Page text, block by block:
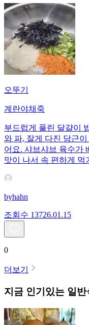
오뚜기
계란야채죽
부드럽게 풀린 달걀이
와 파, 잘게 다진 당근
어요. 샤브샤브 육수가
맛이 나서 속 편하게 먹
byhahn
조회수 13726.01.15
0
더보기
지금 인기있는 일반